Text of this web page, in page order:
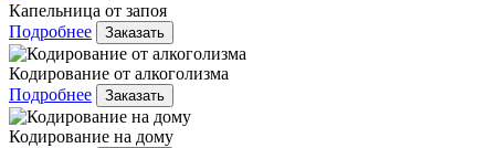
Капельница от запоя
Подробнее
Заказать
Кодирование от алкоголизма
Подробнее
Заказать
Кодирование на дому